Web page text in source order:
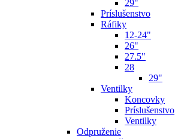
29"
Príslušenstvo
Ráfiky
12-24"
26"
27.5"
28
29"
Ventilky
Koncovky
Príslušenstvo
Ventilky
Odpruženie